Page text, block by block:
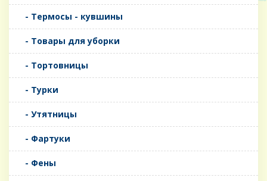
- Термосы - кувшины
- Товары для уборки
- Тортовницы
- Турки
- Утятницы
- Фартуки
- Фены